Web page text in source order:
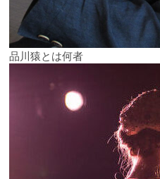
品川猿とは何者